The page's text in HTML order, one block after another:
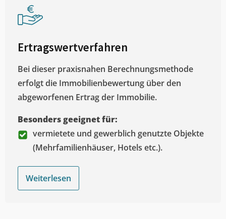
Ertragswertverfahren
Bei dieser praxisnahen Berechnungsmethode
erfolgt die Immobilienbewertung über den
abgeworfenen Ertrag der Immobilie.
Besonders geeignet für:
vermietete und gewerblich genutzte Objekte
(Mehrfamilienhäuser, Hotels etc.).
Weiterlesen